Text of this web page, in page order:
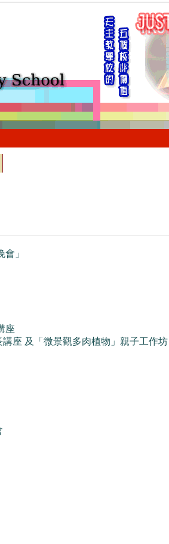
」
座
座 及「微景觀多肉植物」親子工作坊